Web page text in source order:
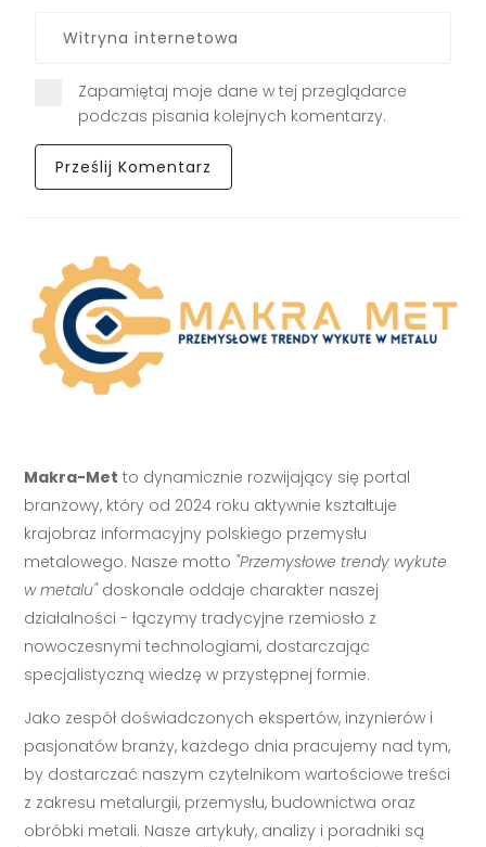
Zapamiętaj moje dane w tej przeglądarce
podczas pisania kolejnych komentarzy.
Makra-Met to dynamicznie rozwijający się portal
branżowy, który od 2024 roku aktywnie kształtuje
krajobraz informacyjny polskiego przemysłu
metalowego. Nasze motto "Przemysłowe trendy wykute
w metalu"doskonale oddaje charakter naszej
działalności - łączymy tradycyjne rzemiosło z
nowoczesnymi technologiami, dostarczając
specjalistyczną wiedzę w przystępnej formie.
Jako zespół doświadczonych ekspertów, inżynierów i
pasjonatów branży, każdego dnia pracujemy nad tym,
by dostarczać naszym czytelnikom wartościowe treści
z zakresu metalurgii, przemysłu, budownictwa oraz
obróbki metali. Nasze artykuły, analizy i poradniki są